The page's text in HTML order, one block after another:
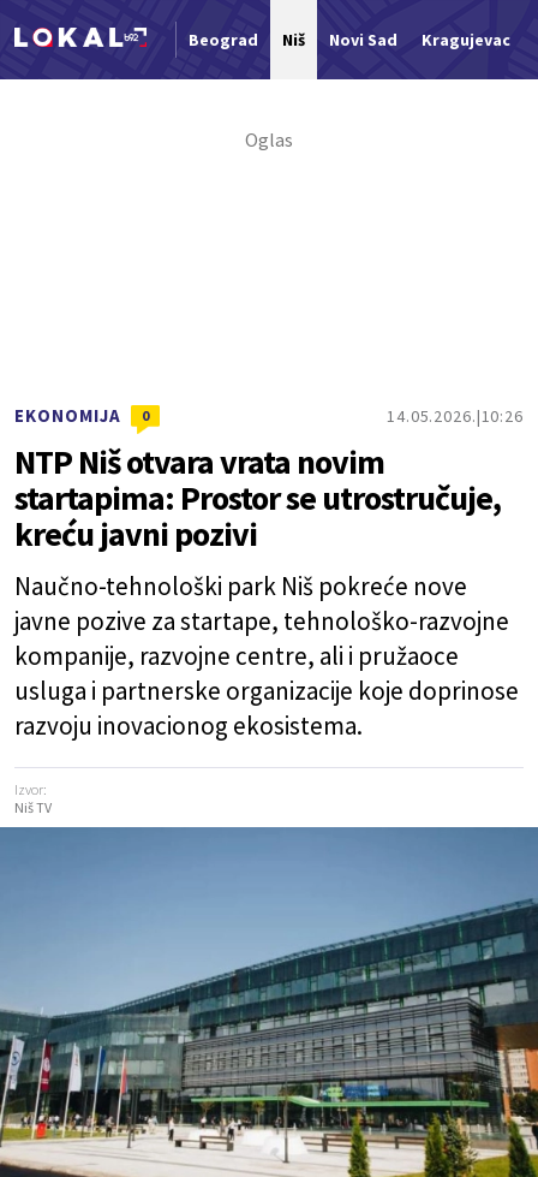
Beograd Niš Novi Sad Kragujevac
EKONOMIJA 0 14.05.2026. 10:26
NTP Niš otvara vrata novim
startapima: Prostor se utrostručuje,
kreću javni pozivi
Naučno-tehnološki park Niš pokreće nove
javne pozive za startape, tehnološko-razvojne
kompanije, razvojne centre, ali i pružaoce
usluga i partnerske organizacije koje doprinose
razvoju inovacionog ekosistema.
Izvor:
Niš TV